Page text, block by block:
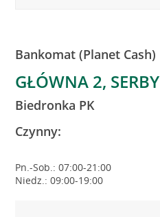
Bankomat (Planet Cash)
GŁÓWNA 2, SERBY
Biedronka PK
Czynny:
Pn.-Sob.: 07:00-21:00
Niedz.: 09:00-19:00